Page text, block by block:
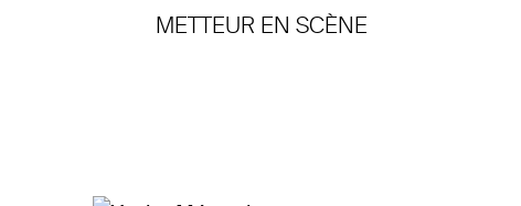
METTEUR EN SCÈNE